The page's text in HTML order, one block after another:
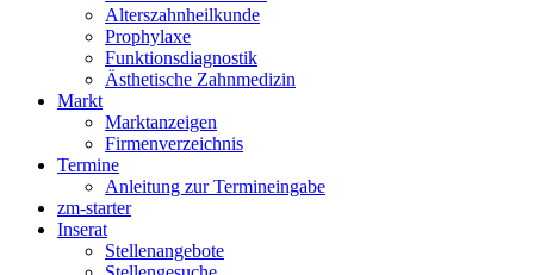
Alterszahnheilkunde
Prophylaxe
Funktionsdiagnostik
Ästhetische Zahnmedizin
Markt
Marktanzeigen
Firmenverzeichnis
Termine
Anleitung zur Termineingabe
zm-starter
Inserat
Stellenangebote